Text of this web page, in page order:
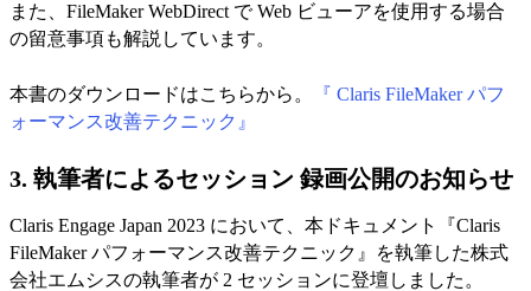
また、FileMaker WebDirect で Web ビューアを使用する場合
の留意事項も解説しています。
本書のダウンロードはこちらから。
『 Claris FileMaker パフ
ォーマンス改善テクニック』
3. 執筆者によるセッション 録画公開のお知らせ
Claris Engage Japan 2023 において、本ドキュメント『Claris
FileMaker パフォーマンス改善テクニック』を執筆した株式
会社エムシスの執筆者が 2 セッションに登壇しました。